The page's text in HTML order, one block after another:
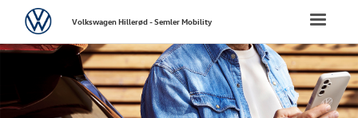
FORSIDE
NYE
Toggle
VolkswagenVolkswagen Hillerød - Semler Mobility